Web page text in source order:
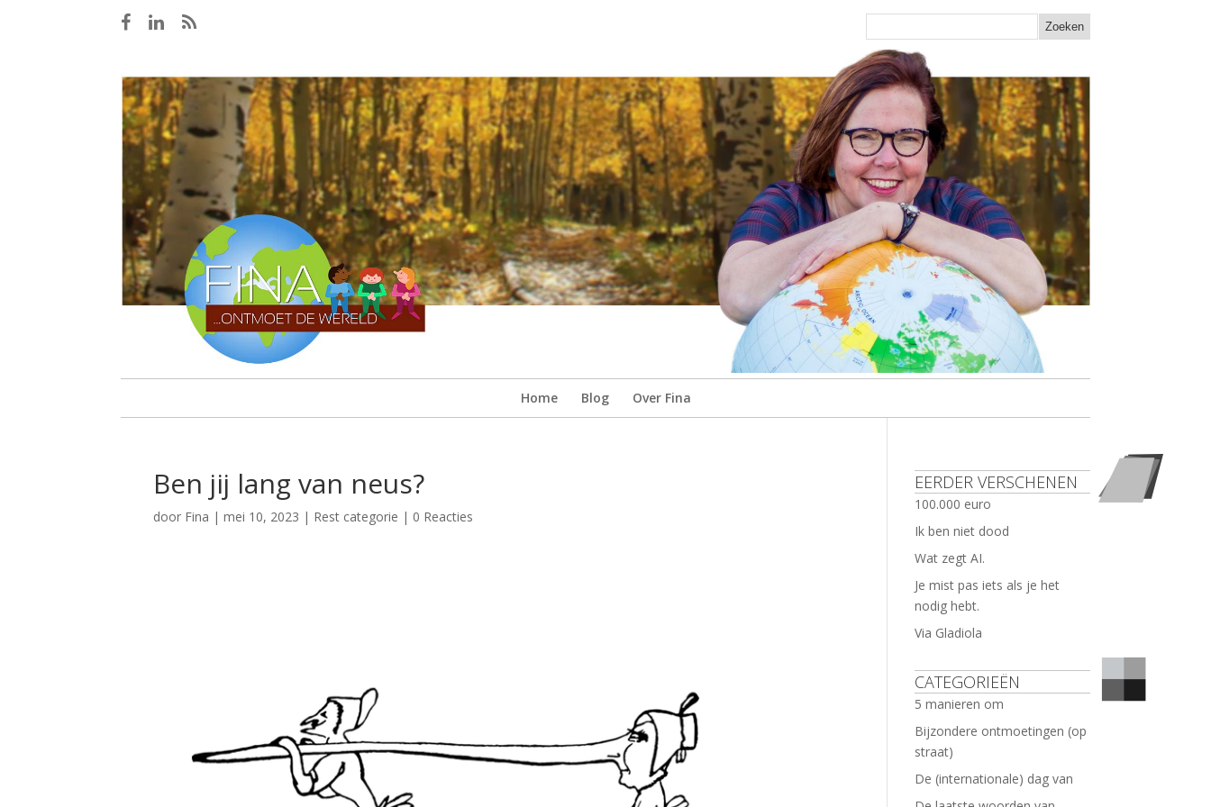
Home Blog Over Fina
Ben jij lang van neus?
door Fina |mei 10, 2023 | Rest categorie | 0 Reacties
EERDER VERSCHENEN
100.000 euro
Ik ben niet dood
Wat zegt AI.
Je mist pas iets als je het
nodig hebt.
Via Gladiola
CATEGORIEËN
5 manieren om
Bijzondere ontmoetingen (op
straat)
De (internationale) dag van